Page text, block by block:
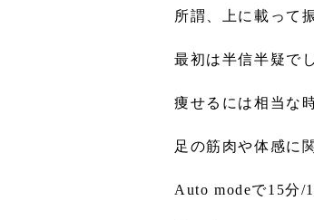
所謂、上に載って
最初は半信半疑で
痩せるには相当な
足の筋肉や体感に
Auto modeで15分/